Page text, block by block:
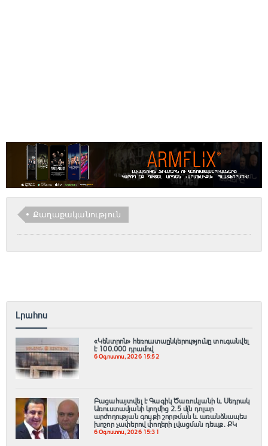
Քաղաքականություն
Լրահոս
«Կենտրոն» հեռուստաընկերությունը տուգանվել
է 100․000 դրամով
6 Օգոստոս, 2026 15:52
Բացահայտվել է Գագիկ Ծառուկյանի և Սեդրակ
Առուստամյանի կողմից 2.5 մլն դոլար
արժողության գույքի շորթման և առանձնապես
խոշոր չափերով փողերի լվացման դեպք. ՔԿ
6 Օգոստոս, 2026 15:31